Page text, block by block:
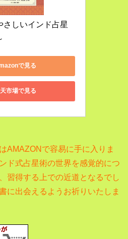
さしいインド占星
で見る
市場で見る
AMAZONで容易に手に入りま
ド式占星術の世界を感覚的につ
習得する上での近道となるでし
に出会えるようお祈りいたしま